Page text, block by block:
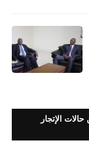
عن حالات الإتجار